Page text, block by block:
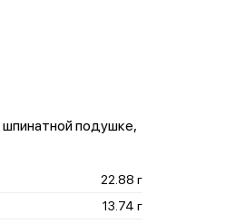
шпинатной подушке,
22.88 г
13.74 г